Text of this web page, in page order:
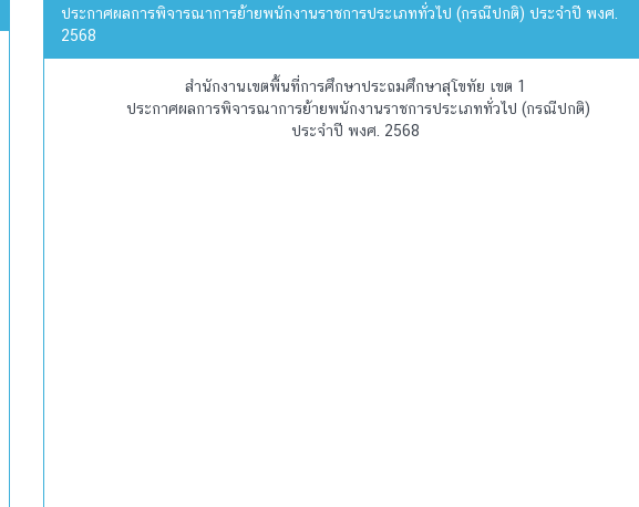
ประกาศผลการพิจารณาการย้ายพนักงานราชการประเภททั่วไป (กรณีปกติ) ประจำปี พงศ.
2568
สำนักงานเขตพื้นที่การศึกษาประถมศึกษาสุโขทัย เขต 1
ประกาศผลการพิจารณาการย้ายพนักงานราชการประเภททั่วไป (กรณีปกติ)
ประจำปี พงศ. 2568